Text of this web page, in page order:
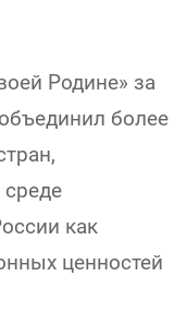
Родине» за
более
как
ценностей